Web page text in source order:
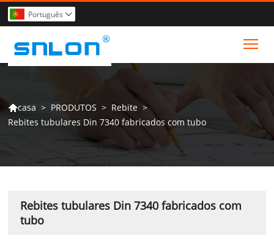
Português 
casa > PRODUTOS > Rebite >
Rebites tubulares Din 7340 fabricados com tubo
Rebites tubulares Din 7340 fabricados com
tubo